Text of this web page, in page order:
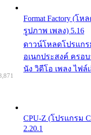
Format Factory (โห
รูปภาพ เพลง) 5.16
ดาวน์โหลดโปรแกร
อเนกประสงค์ ครอ
นัง วิดีโอ เพลง ไฟล์
CPU-Z (โปรแกรม
2.20.1